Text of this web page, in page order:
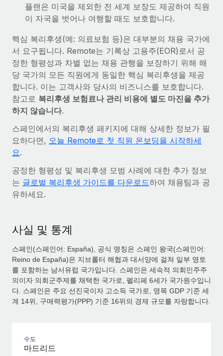
플랜은 미국을 제외한 전 세계 보장도 제공하여 직원
이 자국을 벗어나 여행할 때도 보호합니다.
핵심 복리후생(예: 의료보험 등)은 대부분의 채용 국가에
서 요구됩니다. Remote는 기록상 고용주(EOR)로서 공
정한 형평성과 차별 없는 채용 관행을 보장하기 위해 해
당 국가의 모든 직원에게 동일한 핵심 복리후생을 제공
합니다. 이는 고객사와 당사의 비즈니스를 보호합니다.
참고로 복리후생 보험료나 관리 비용에 별도 마진을 추가
하지 않습니다.
스페인에서의 복리후생 패키지에 대해 상세한 정보가 필
요하다면, 오늘 Remote로 첫 직원 온보딩을 시작하세
요.
공정한 형평성 및 복리후생 모범 사례에 대한 추가 정보
는 글로벌 복리후생 가이드를 다운로드하여 채용팀과 공
유하세요.
사실 및 통계
스페인(스페인어: España), 공식 명칭은 스페인 왕국(스페인어:
Reino de España)은 지브롤터 해협과 대서양에 걸쳐 일부 영토
를 포함하는 남서유럽 국가입니다. 스페인은 세속적 의회민주주
의이자 의회군주제를 채택한 국가로, 펠리페 6세가 국가원수입니
다. 스페인은 주요 선진국이자 고소득 국가로, 명목 GDP 기준 세
계 14위, 구매력평가(PPP) 기준 16위의 경제 규모를 자랑합니다.
수도
마드리드